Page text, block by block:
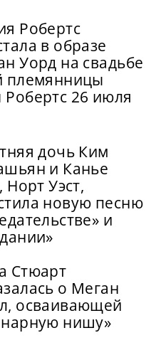
Робертс
в образе
Уорд на свадьбе
племянницы
26 июля
дочь Ким
и Канье
Норт Уэст,
новую песню
и
Стюарт
о Меган
осваивающей
нишу»